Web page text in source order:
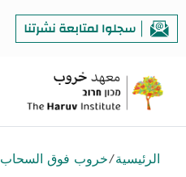
الرئيسية/خروب فوق السحاب